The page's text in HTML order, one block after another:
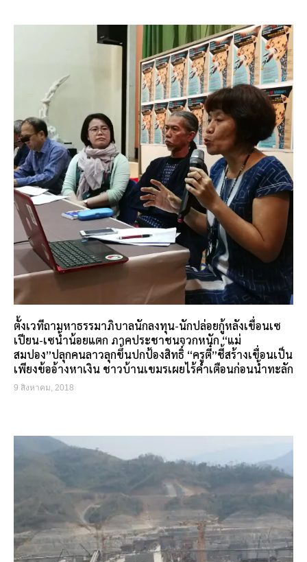
ตั้งเวทีถามหาธรรมาภิบาลนักลงทุน-นักปล่อยกู้หลังเขื่อนเซ
เปียน-เซน้ำน้อยแตก ภาคประชาชนจวกหนัก “แม่
สมปอง”ปลุกคนลาวลุกขึ้นปกป้องสิทธิ์ “ครูตี๋”ชี้สร้างเขื่อนเป็น
เพียงข้ออ้างหาเงิน ชาวบ้านเขมรเผยไร้คำเตือนก่อนน้ำทะลัก
9 สิงหาคม, 2018